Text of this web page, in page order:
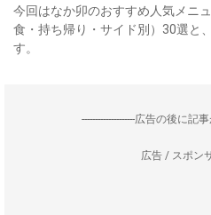
今回はなか卯のおすすめ人気メニ
食・持ち帰り・サイド別）30選と
す。
--------------------広告の後に記
広告 / スポン